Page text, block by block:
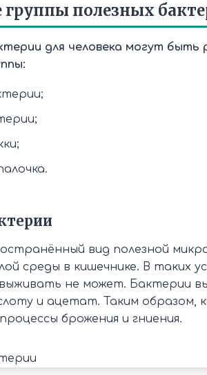
группы полезных
для человека могут быть
вид полезной
среды в кишечнике. В таких
не может. Бактерии
и ацетат. Таким образом,
брожения и гниения.